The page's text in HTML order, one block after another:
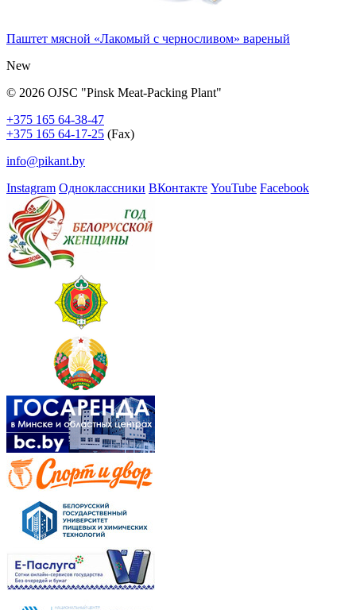
Паштет мясной «Лакомый с черносливом» вареный
New
© 2026 OJSC "Pinsk Meat-Packing Plant"
+375 165 64-38-47
+375 165 64-17-25 (Fax)
info@pikant.by
Instagram Одноклассники ВКонтакте YouTube Facebook